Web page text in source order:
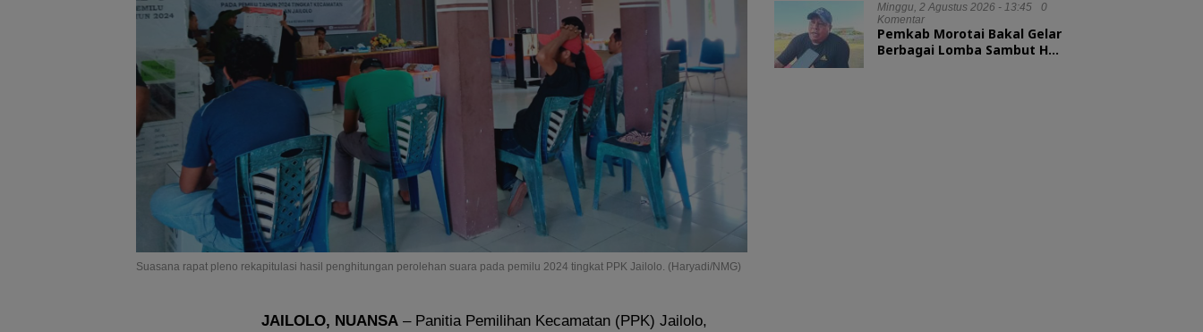
Suasana rapat pleno rekapitulasi hasil penghitungan perolehan suara pada pemilu 2024 tingkat PPK Jailolo. (Haryadi/NMG)
JAILOLO, NUANSA – Panitia Pemilihan Kecamatan (PPK) Jailolo,
Minggu, 2 Agustus 2026 - 13:45
0
Komentar
Pemkab Morotai Bakal Gelar
Berbagai Lomba Sambut HUT